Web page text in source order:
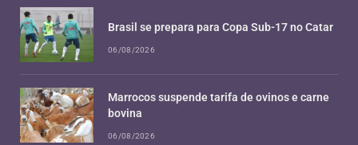
Brasil se prepara para Copa Sub-17 no Catar
06/08/2026
Marrocos suspende tarifa de ovinos e carne
bovina
06/08/2026